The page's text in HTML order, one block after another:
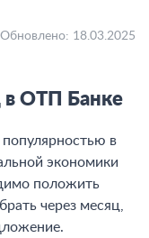
Обновлено: 18.03.2025
в ОТП Банке
в
экономики
положить
через месяц,